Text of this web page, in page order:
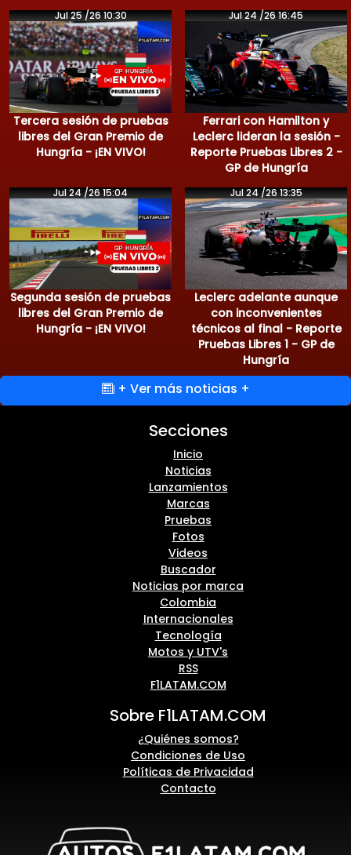
Jul 25 /26 10:30
Tercera sesión de pruebas
libres del Gran Premio de
Hungría - ¡EN VIVO!
Jul 24 /26 16:45
Ferrari con Hamilton y
Leclerc lideran la sesión -
Reporte Pruebas Libres 2 -
GP de Hungría
Jul 24 /26 15:04
Segunda sesión de pruebas
libres del Gran Premio de
Hungría - ¡EN VIVO!
Jul 24 /26 13:35
Leclerc adelante aunque
con inconvenientes
técnicos al final - Reporte
Pruebas Libres 1 - GP de
Hungría
+ Ver más noticias +
Secciones
Inicio
Noticias
Lanzamientos
Marcas
Pruebas
Fotos
Videos
Buscador
Noticias por marca
Colombia
Internacionales
Tecnología
Motos y UTV's
RSS
F1LATAM.COM
Sobre F1LATAM.COM
¿Quiénes somos?
Condiciones de Uso
Políticas de Privacidad
Contacto